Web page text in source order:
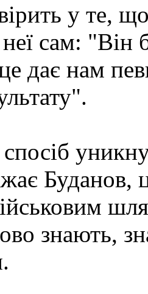
у те,
сам: "Він
дає нам
Буданов,
знають,